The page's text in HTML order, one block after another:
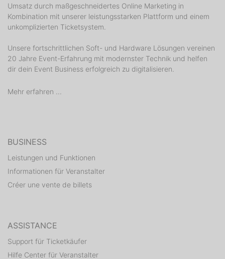
Umsatz durch maßgeschneidertes Online Marketing in
Kombination mit unserer leistungsstarken Plattform und einem
unkomplizierten Ticketsystem.
Unsere fortschrittlichen Soft- und Hardware Lösungen vereinen
20 Jahre Event-Erfahrung mit modernster Technik und helfen
dir dein Event Business erfolgreich zu digitalisieren.
Mehr erfahren ...
BUSINESS
Leistungen und Funktionen
Informationen für Veranstalter
Créer une vente de billets
ASSISTANCE
Support für Ticketkäufer
Hilfe Center für Veranstalter